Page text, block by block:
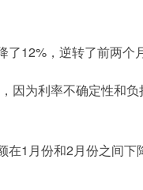
12%，逆转了前两个
因为利率不确定性和
1月份和2月份之间